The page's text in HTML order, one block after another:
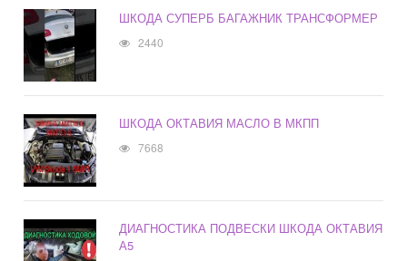
ШКОДА СУПЕРБ БАГАЖНИК ТРАНСФОРМЕР
2440
ШКОДА ОКТАВИЯ МАСЛО В МКПП
7668
ДИАГНОСТИКА ПОДВЕСКИ ШКОДА ОКТАВИЯ
А5